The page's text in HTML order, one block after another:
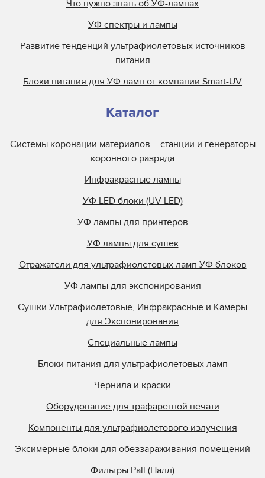
Mark Andy
Metal Box
Metronic
Miltec
Nilpeter
Objet
Online Energy
Philips
Polarlamp
Polytype
Primarc
Prime UV
Quality Discount Pre
Research Inc.
Samlink
Singulus
Southern Lamps
Specialty Coatings
StrataSys
Superfici
Superfine Printing M
Что нужно знать об УФ-лампах
УФ спектры и лампы
Развитие тенденций ультрафиолетовых источников
питания
Блоки питания для УФ ламп от компании Smart-UV
Каталог
Системы коронации материалов – станции и генераторы
коронного разряда
Инфракрасные лампы
УФ LED блоки (UV LED)
УФ лампы для принтеров
УФ лампы для сушек
Отражатели для ультрафиолетовых ламп УФ блоков
УФ лампы для экспонирования
Сушки Ультрафиолетовые, Инфракрасные и Камеры
для Экспонирования
Специальные лампы
Блоки питания для ультрафиолетовых ламп
Чернила и краски
Оборудование для трафаретной печати
Компоненты для ультрафиолетового излучения
Эксимерные блоки для обеззараживания помещений
Фильтры Pall (Палл)